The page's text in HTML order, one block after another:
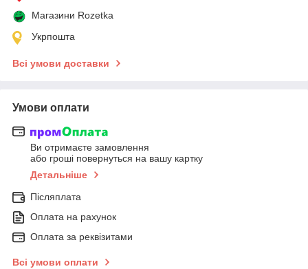
Магазини Rozetka
Укрпошта
Всі умови доставки
Умови оплати
Ви отримаєте замовлення
або гроші повернуться на вашу картку
Детальніше
Післяплата
Оплата на рахунок
Оплата за реквізитами
Всі умови оплати